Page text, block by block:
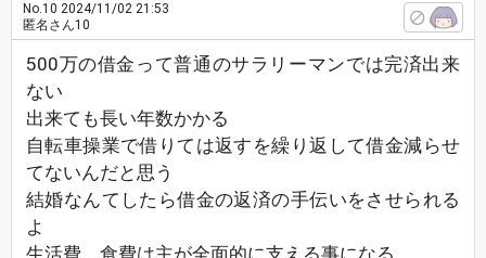
No.10 2024/11/02 21:53
匿名さん10
500万の借金って普通のサラリーマンでは完済出来
ない
出来ても長い年数かかる
自転車操業で借りては返すを繰り返して借金減らせ
てないんだと思う
結婚なんてしたら借金の返済の手伝いをさせられる
よ
生活費、食費は主が全面的に支える事になる